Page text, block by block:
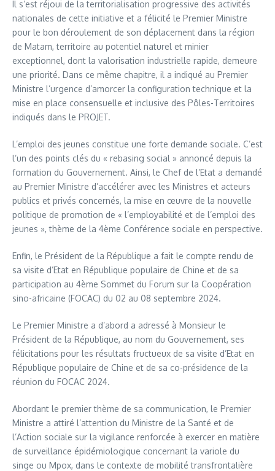
Il s’est réjoui de la territorialisation progressive des activités
nationales de cette initiative et a félicité le Premier Ministre
pour le bon déroulement de son déplacement dans la région
de Matam, territoire au potentiel naturel et minier
exceptionnel, dont la valorisation industrielle rapide, demeure
une priorité. Dans ce même chapitre, il a indiqué au Premier
Ministre l’urgence d’amorcer la configuration technique et la
mise en place consensuelle et inclusive des Pôles-Territoires
indiqués dans le PROJET.
L’emploi des jeunes constitue une forte demande sociale. C’est
l’un des points clés du « rebasing social » annoncé depuis la
formation du Gouvernement. Ainsi, le Chef de l’Etat a demandé
au Premier Ministre d’accélérer avec les Ministres et acteurs
publics et privés concernés, la mise en œuvre de la nouvelle
politique de promotion de « l’employabilité et de l’emploi des
jeunes », thème de la 4ème Conférence sociale en perspective.
Enfin, le Président de la République a fait le compte rendu de
sa visite d’Etat en République populaire de Chine et de sa
participation au 4ème Sommet du Forum sur la Coopération
sino-africaine (FOCAC) du 02 au 08 septembre 2024.
Le Premier Ministre a d’abord a adressé à Monsieur le
Président de la République, au nom du Gouvernement, ses
félicitations pour les résultats fructueux de sa visite d’Etat en
République populaire de Chine et de sa co-présidence de la
réunion du FOCAC 2024.
Abordant le premier thème de sa communication, le Premier
Ministre a attiré l’attention du Ministre de la Santé et de
l’Action sociale sur la vigilance renforcée à exercer en matière
de surveillance épidémiologique concernant la variole du
singe ou Mpox, dans le contexte de mobilité transfrontalière